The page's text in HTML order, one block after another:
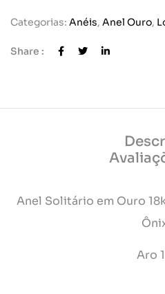
Categorias: Anéis, Anel Ouro,
Share :
Anel Solitário em Ouro
Aro